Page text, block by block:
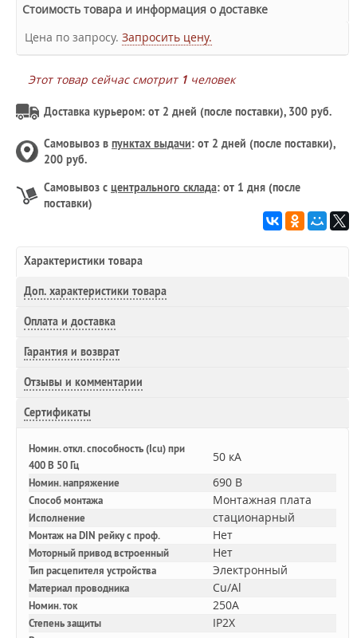
Стоимость товара и информация о доставке
Цена по запросу. Запросить цену.
Этот товар сейчас смотрит 1 человек
Доставка курьером: от 2 дней (после поставки), 300 руб.
Самовывоз в пунктах выдачи: от 2 дней (после поставки),
200 руб.
Самовывоз с центрального склада: от 1 дня (после
поставки)
Характеристики товара
Доп. характеристики товара
Оплата и доставка
Гарантия и возврат
Отзывы и комментарии
Сертификаты
Номин. откл. способность (Icu) при
400 В 50 Гц
50 кА
Номин. напряжение 690 В
Способ монтажа Монтажная плата
Исполнение стационарный
Монтаж на DIN рейку с проф. Нет
Моторный привод встроенный Нет
Тип расцепителя устройства Электронный
Материал проводника Cu/Al
Номин. ток 250A
Степень защиты IP2X